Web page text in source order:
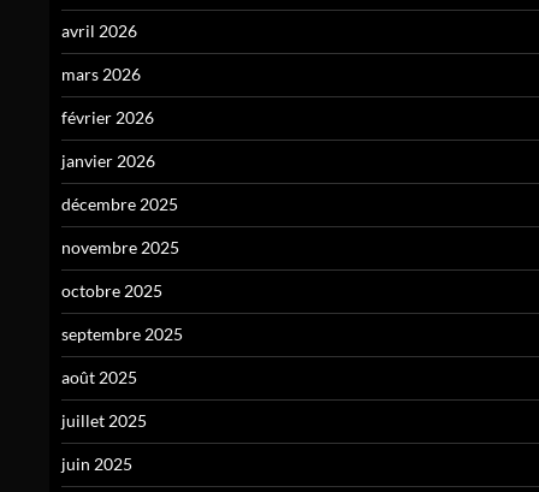
avril 2026
mars 2026
février 2026
janvier 2026
décembre 2025
novembre 2025
octobre 2025
septembre 2025
août 2025
juillet 2025
juin 2025